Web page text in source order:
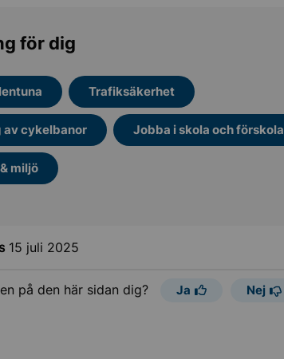
för dig
Trafiksäkerhet
av cykelbanor Jobba i skola och förskola
miljö
15 juli 2025
på den här sidan dig? Ja Nej